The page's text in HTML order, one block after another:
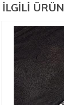
İLGİLİ